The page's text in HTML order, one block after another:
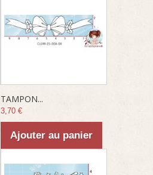
TAMPON...
3,70 €
Ajouter au panier